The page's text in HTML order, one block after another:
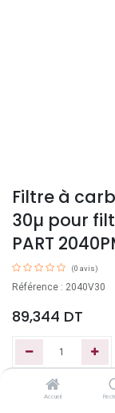
Accueil
Filtre à
30µ pour
PART
(0 avis)
Référence : 2040V30
89,344 DT